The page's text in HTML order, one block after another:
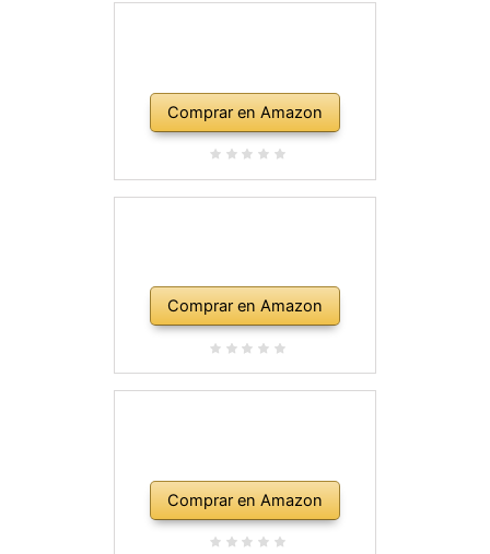
Comprar en Amazon
Comprar en Amazon
Comprar en Amazon